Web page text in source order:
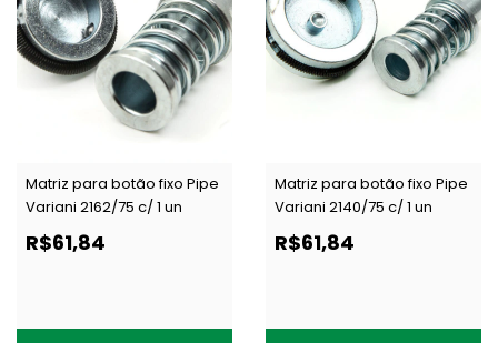
Matriz para botão fixo Pipe
Variani 2162/75 c/ 1 un
R$61,84
Matriz para botão fixo Pipe
Variani 2140/75 c/ 1 un
R$61,84